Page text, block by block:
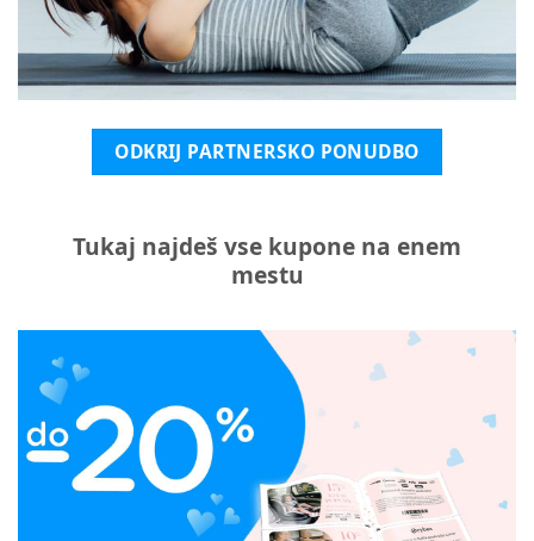
ODKRIJ PARTNERSKO PONUDBO
Tukaj najdeš vse kupone na enem
mestu